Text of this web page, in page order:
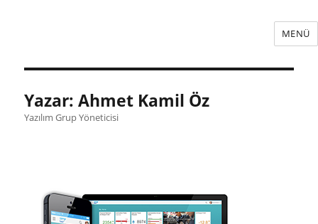
MENÜ
Yazar:Ahmet Kamil Öz
Yazılım Grup Yöneticisi